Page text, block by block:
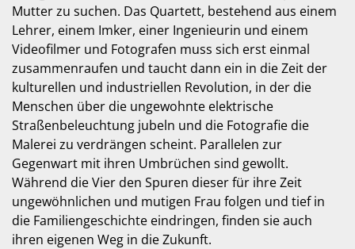
Mutter zu suchen. Das Quartett, bestehend aus einem
Lehrer, einem Imker, einer Ingenieurin und einem
Videofilmer und Fotografen muss sich erst einmal
zusammenraufen und taucht dann ein in die Zeit der
kulturellen und industriellen Revolution, in der die
Menschen über die ungewohnte elektrische
Straßenbeleuchtung jubeln und die Fotografie die
Malerei zu verdrängen scheint. Parallelen zur
Gegenwart mit ihren Umbrüchen sind gewollt.
Während die Vier den Spuren dieser für ihre Zeit
ungewöhnlichen und mutigen Frau folgen und tief in
die Familiengeschichte eindringen, finden sie auch
ihren eigenen Weg in die Zukunft.